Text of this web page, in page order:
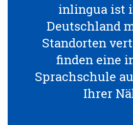
inlingua ist
Deutschland
Standorten
finden eine
Sprachschule
Ihrer